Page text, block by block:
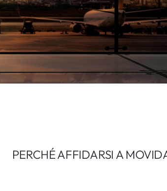
PERCHÉ AFFIDARSI A